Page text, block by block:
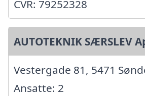
CVR: 79252328
AUTOTEKNIK SÆRSLEV
Vestergade 81, 5471
Ansatte: 2